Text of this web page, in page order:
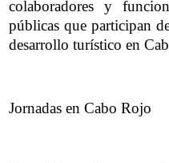
colaboradores y
públicas que participan
desarrollo turístico en
Jornadas en Cabo Rojo